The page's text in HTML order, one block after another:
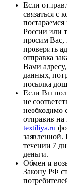
Если
связаться с
России или
просим Вас,
проверить
отправка
Вами
данных,
посылка
Если Вы
не
необходимо
отправив
textiliya.ru
заявленной.
течении 7
деньги.
Обмен и
Закону РФ